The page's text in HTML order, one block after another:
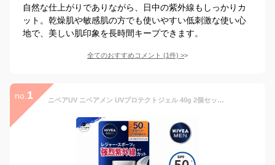
自然な仕上がりでありながら、日中の紫外線もしっかりカ
ット。乾燥肌や敏感肌の方でも使いやすい低刺激な使い心
地で、美しい肌印象を長時間キープできます。
全てのおすすめコメント (1件) >
no. 1 ニベアUV ニベアメン UVプロテクトジェル 40g 2個セット SPF50+ PA++++ メンズ 日焼け止め 男性 UVケア (旧) UVプロテクター アクティブエイジ メンズケア エイジング 花王